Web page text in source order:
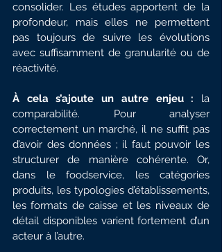
consolider. Les études apportent de la
profondeur, mais elles ne permettent
pas toujours de suivre les évolutions
avec suffisamment de granularité ou de
réactivité.
À cela s’ajoute un autre enjeu : la
comparabilité. Pour analyser
correctement un marché, il ne suffit pas
d’avoir des données ; il faut pouvoir les
structurer de manière cohérente. Or,
dans le foodservice, les catégories
produits, les typologies d’établissements,
les formats de caisse et les niveaux de
détail disponibles varient fortement d’un
acteur à l’autre.